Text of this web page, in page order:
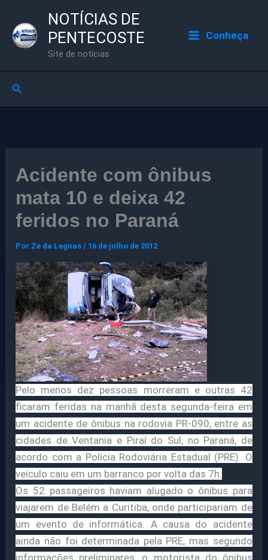
para
NOTÍCIAS DE
PENTECOSTE
Site de notícias
Conheça
Pesquisar
Acidente com ônibus
mata 10 e deixa 42
feridos no Paraná
Por Ze da Legnas/ 16 de julho de 2012
Pelo menos dez pessoas morreram e outras 42
ficaram feridas na manhã desta segunda-feira em
um acidente de ônibus na rodovia PR-090, entre as
cidades de Ventania e Piraí do Sul, no Paraná, de
acordo com a Polícia Rodoviária Estadual (PRE). O
veículo caiu em um barranco por volta das 7h.
Os 52 passageiros haviam alugado o ônibus para
viajarem de Belém a Curitiba, onde participariam de
um evento de informática. A causa do acidente
ainda não foi determinada pela PRE, mas segundo
informações preliminares, o motorista do ônibus